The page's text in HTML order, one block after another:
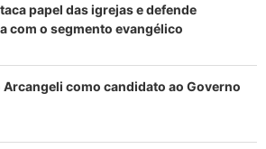
papel das igrejas e defende
com o segmento evangélico
Arcangeli como candidato ao Governo